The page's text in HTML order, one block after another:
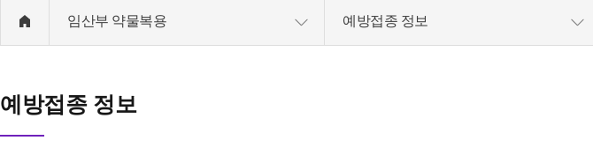
임산부 약물복용 예방접종 정보
예방접종 정보